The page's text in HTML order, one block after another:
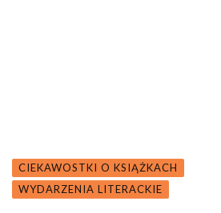
CIEKAWOSTKI O KSIĄŻKACH
WYDARZENIA LITERACKIE